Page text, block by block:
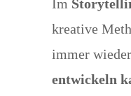
Im
kreative
immer wieder
entwickeln